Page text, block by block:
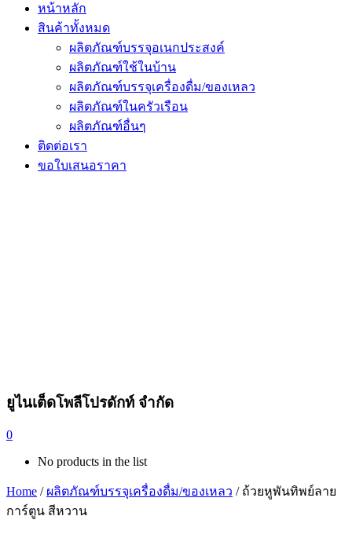
หน้าหลัก
สินค้าทั้งหมด
ผลิตภัณฑ์บรรจุอเนกประสงค์
ผลิตภัณฑ์ใช้ในบ้าน
ผลิตภัณฑ์บรรจุเครื่องดื่ม/ของเหลว
ผลิตภัณฑ์ในครัวเรือน
ผลิตภัณฑ์อื่นๆ
ติดต่อเรา
ขอใบเสนอราคา
ยูไนเต็ดโพลีโปรดักท์ จำกัด
0
No products in the list
Home / ผลิตภัณฑ์บรรจุเครื่องดื่ม/ของเหลว / ถ้วยหูพันทิพย์ลาย
การ์ตูน สีหวาน